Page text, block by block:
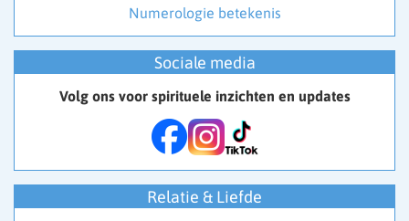
Numerologie betekenis
Sociale media
Volg ons voor spirituele inzichten en updates
Relatie & Liefde